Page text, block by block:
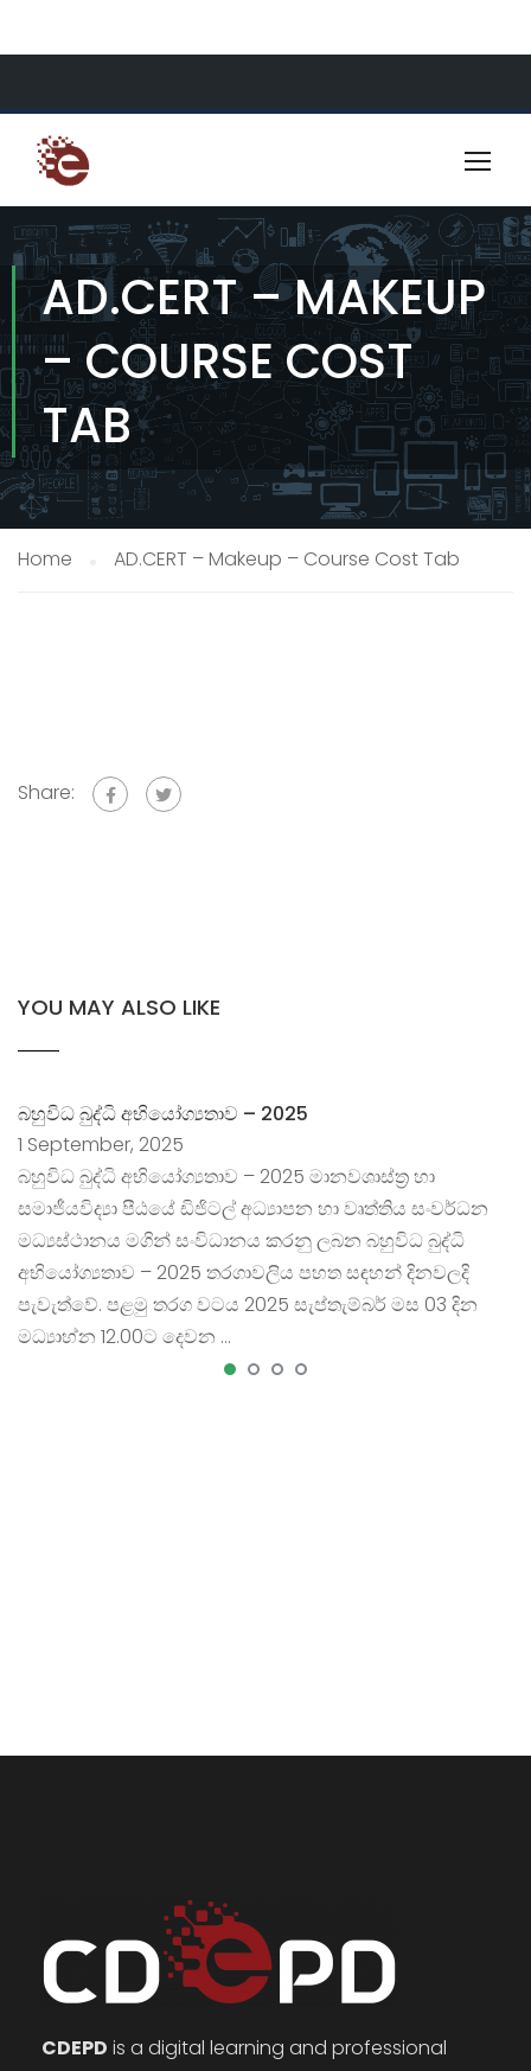
AD.CERT – MAKEUP
– COURSE COST
TAB
Home AD.CERT – Makeup – Course Cost Tab
Share:
YOU MAY ALSO LIKE
බහුවිධ බුද්ධි අභියෝග්‍යතාව – 2025
1 September, 2025
බහුවිධ බුද්ධි අභියෝග්‍යතාව – 2025 මානවශාස්ත්‍ර හා
සමාජීයවිද්‍යා පීඨයේ ඩිජිටල් අධ්‍යාපන හා වෘත්තිය සංවර්ධන
මධ්‍යස්ථානය මගින් සංවිධානය කරනු ලබන බහුවිධ බුද්ධි
අභියෝග්‍යතාව – 2025 තරගාවලිය පහත සඳහන් දිනවලදි
පැවැත්වේ. පළමු තරග වටය 2025 සැප්තැම්බර් මස 03 දින
මධ්‍යාහ්න 12.00ට දෙවන …
CDEPD is a digital learning and professional